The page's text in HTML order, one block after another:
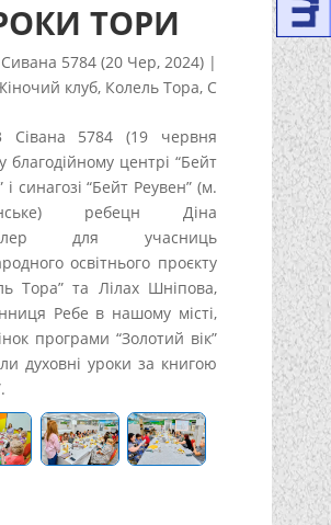
ТОРИ
5784 (20 Чер, 2024) |
клуб, Колель Тора, С
Сівана 5784 (19 червня
благодійному центрі “Бейт
і синагозі “Бейт Реувен” (м.
ребецн Діна
для учасниць
освітнього проєкту
Тора” та Лілах Шніпова,
Ребе в нашому місті,
програми “Золотий вік”
духовні уроки за книгою